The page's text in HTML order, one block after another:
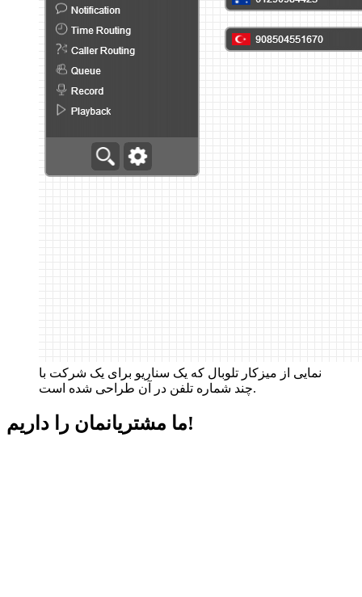
نمایی از میزکار تلوبال که یک سناریو برای یک شرکت با
چند شماره تلفن در آن طراحی شده است.
ما مشتریانمان راداریم!